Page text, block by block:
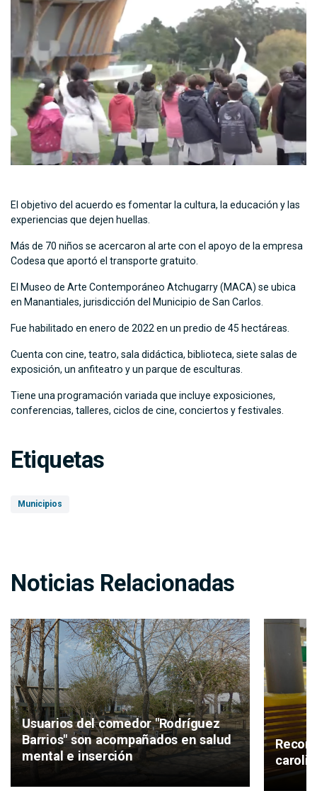
El objetivo del acuerdo es fomentar la cultura, la educación y las
experiencias que dejen huellas.
Más de 70 niños se acercaron al arte con el apoyo de la empresa
Codesa que aportó el transporte gratuito.
El Museo de Arte Contemporáneo Atchugarry (MACA) se ubica
en Manantiales, jurisdicción del Municipio de San Carlos.
Fue habilitado en enero de 2022 en un predio de 45 hectáreas.
Cuenta con cine, teatro, sala didáctica, biblioteca, siete salas de
exposición, un anfiteatro y un parque de esculturas.
Tiene una programación variada que incluye exposiciones,
conferencias, talleres, ciclos de cine, conciertos y festivales.
Etiquetas
Municipios
Noticias Relacionadas
Usuarios del comedor "Rodríguez
Barrios" son acompañados en salud
mental e inserción